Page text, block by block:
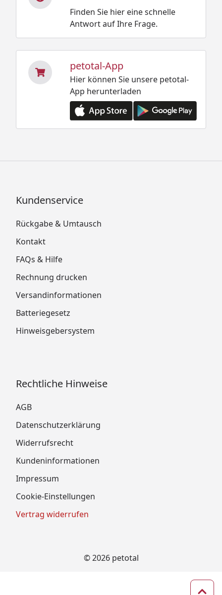
Finden Sie hier eine schnelle
Antwort auf Ihre Frage.
petotal-App
Hier können Sie unsere petotal-
App herunterladen
Kundenservice
Rückgabe & Umtausch
Kontakt
FAQs & Hilfe
Rechnung drucken
Versandinformationen
Batteriegesetz
Hinweisgebersystem
Rechtliche Hinweise
AGB
Datenschutzerklärung
Widerrufsrecht
Kundeninformationen
Impressum
Cookie-Einstellungen
Vertrag widerrufen
© 2026 petotal